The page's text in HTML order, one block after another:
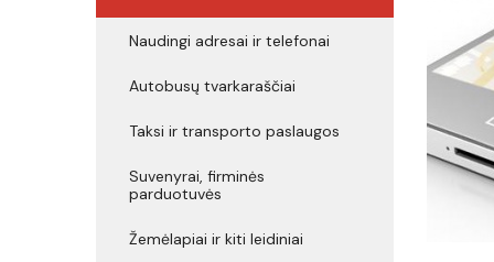
Naudingi adresai ir telefonai
Autobusų tvarkaraščiai
Taksi ir transporto paslaugos
Suvenyrai, firminės
parduotuvės
Žemėlapiai ir kiti leidiniai